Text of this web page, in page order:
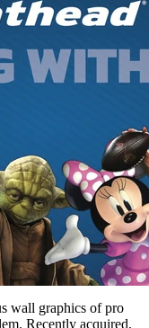
wall graphics of pro
Recently acquired,